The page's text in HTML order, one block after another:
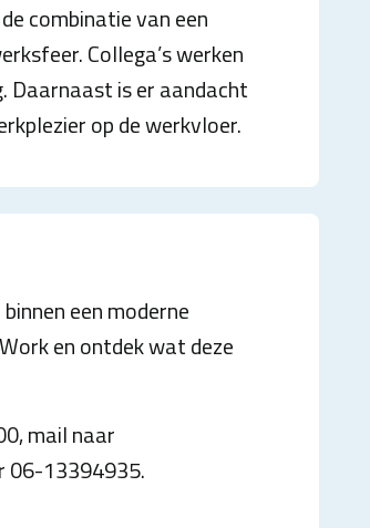
combinatie van een
Collega’s werken
Daarnaast is er aandacht
op de werkvloer.
een moderne
en ontdek wat deze
mail naar
06-13394935.